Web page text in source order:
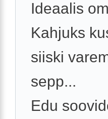
Ideaalis
Kahjuks
siiski
sepp...
Edu